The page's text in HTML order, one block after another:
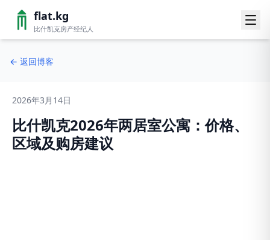
flat.kg
比什凯克房产经纪人
← 返回博客
2026年3月14日
比什凯克2026年两居室公寓：价格、
区域及购房建议